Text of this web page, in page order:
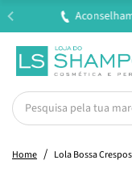
Home Lola Bossa